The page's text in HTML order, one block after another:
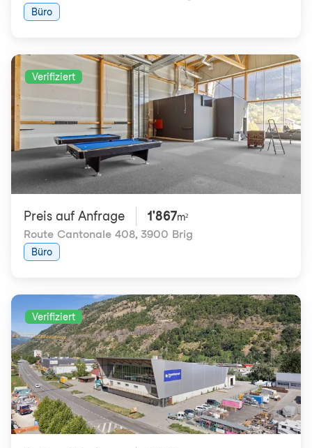
Büro
Verifiziert
Preis auf Anfrage 1'867m²
Route Cantonale 408, 3900 Brig
Büro
Verifiziert